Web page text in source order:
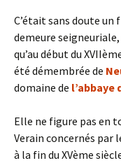
C’était sans doute un
demeure
qu’au début du
été démembrée de
domaine de l’abbaye
Elle ne figure pas en
Verain concernés par
à la fin du XVème